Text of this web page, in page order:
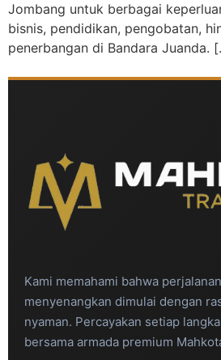
Jombang untuk berbagai
bisnis, pendidikan, pengobatan,
penerbangan di Bandara Juanda.
Kami memahami bahwa
menyenangkan dimulai dengan
nyaman. Percayakan setiap
bersama armada premium